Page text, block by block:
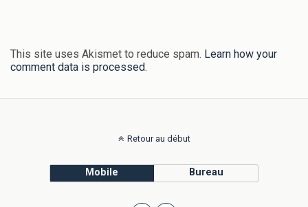
This site uses Akismet to reduce spam. Learn how your
comment data is processed.
Retour au début
Mobile Bureau